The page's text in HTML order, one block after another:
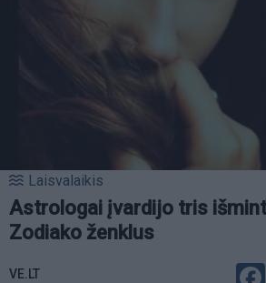
Laisvalaikis
Astrologai įvardijo tris
Zodiako ženklus
VE.LT